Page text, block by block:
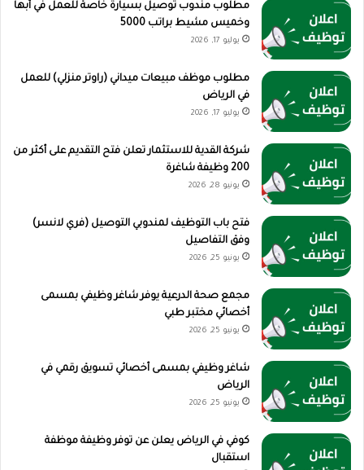
مطلوب مندوب توصيل بسيارة خاصة للعمل في أبها
وخميس مشيط براتب 5000
يوليو 17, 2026
مطلوب موظف مبيعات ميداني (راوتر منزلي) للعمل
في الرياض
يوليو 17, 2026
شركة القدية للاستثمار تعلن فتح التقديم على أكثر من
200 وظيفة شاغرة
يونيو 28, 2026
فتح باب التوظيف لمندوبي التوصيل (فري لانسر)
وفق التفاصيل
يونيو 25, 2026
مجمع صحة الدرعية يوفر شاغر وظيفي بمسمى
أخصائي مختبر طبي
يونيو 25, 2026
شاغر وظيفي بمسمى أخصائي تسويق رقمي في
الرياض
يونيو 25, 2026
كوفي في الرياض يعلن عن توفر وظيفة موظفة
استقبال